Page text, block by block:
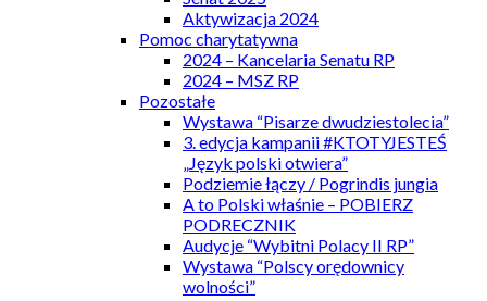
Aktywizacja 2024
Pomoc charytatywna
2024 – Kancelaria Senatu RP
2024 – MSZ RP
Pozostałe
Wystawa “Pisarze dwudziestolecia”
3. edycja kampanii #KTOTYJESTEŚ
„Język polski otwiera”
Podziemie łączy / Pogrindis jungia
A to Polski właśnie – POBIERZ
PODRECZNIK
Audycje “Wybitni Polacy II RP”
Wystawa “Polscy orędownicy
wolności”